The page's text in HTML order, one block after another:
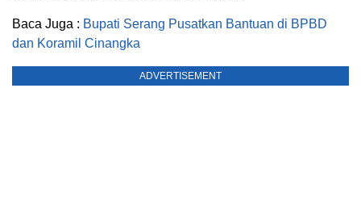
Baca Juga : Bupati Serang Pusatkan Bantuan di BPBD
dan Koramil Cinangka
ADVERTISEMENT